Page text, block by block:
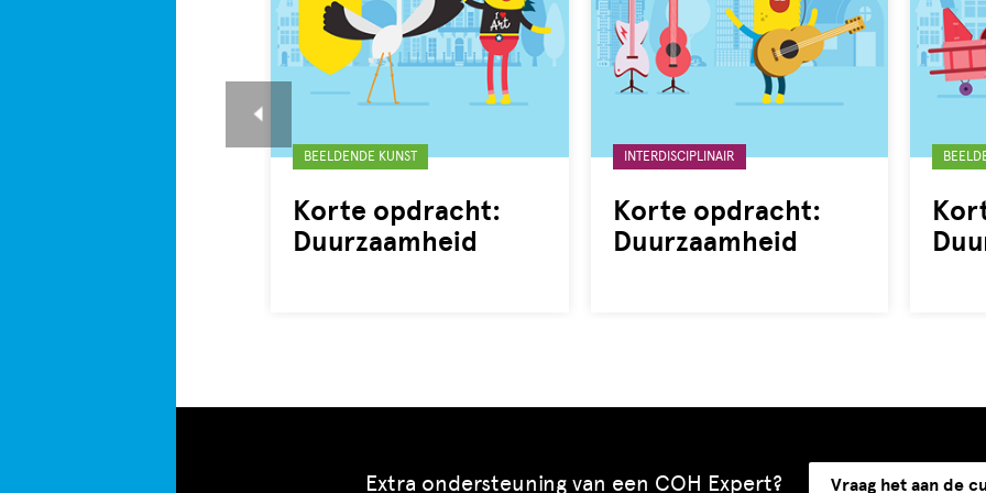
Korte opdracht:
Duurzaamheid
Gelabeld
met:
BEELDENDE KUNST
Korte opdracht:
Duurzaamheid
Gelabeld
met:
INTERDISCIPLINAIR
met:
Extra ondersteuning van een COH Expert? Vraag het aan de